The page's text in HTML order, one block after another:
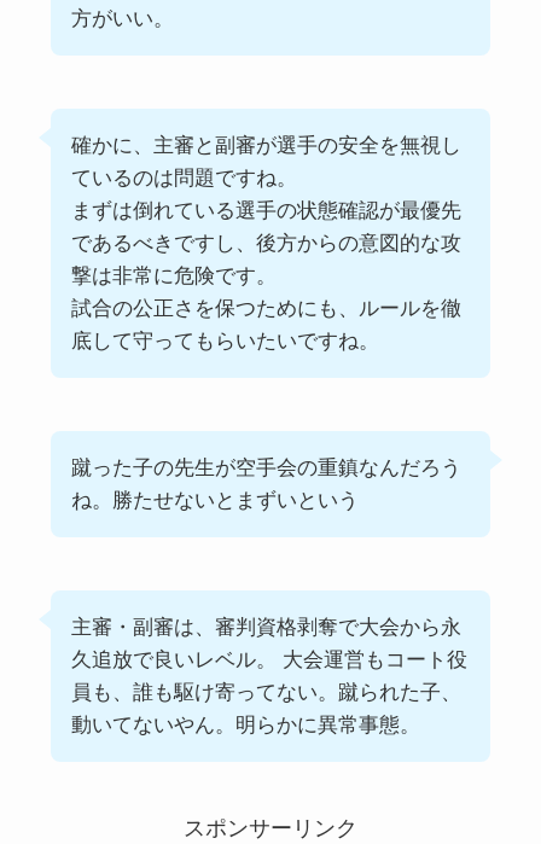
方がいい。
確かに、主審と副審が選手の安全を無視し
ているのは問題ですね。
まずは倒れている選手の状態確認が最優先
であるべきですし、後方からの意図的な攻
撃は非常に危険です。
試合の公正さを保つためにも、ルールを徹
底して守ってもらいたいですね。
蹴った子の先生が空手会の重鎮なんだろう
ね。勝たせないとまずいという
主審・副審は、審判資格剥奪で大会から永
久追放で良いレベル。 大会運営もコート役
員も、誰も駆け寄ってない。蹴られた子、
動いてないやん。明らかに異常事態。
スポンサーリンク